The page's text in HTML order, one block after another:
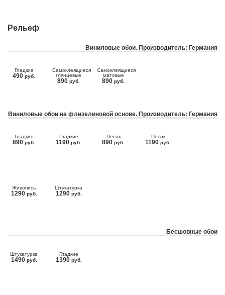
Рельеф
Виниловые обои. Производитель: Германия
Гладкие
490 руб.
Самоклеящиеся
глянцевые
890 руб.
Самоклеящиеся
матовые
890 руб.
Виниловые обои на флизелиновой основе. Производитель: Германия
Гладкие
890 руб.
Гладкие
1190 руб.
Песок
890 руб.
Песок
1190 руб.
Живопись
1290 руб.
Штукатурка
1290 руб.
Бесшовные обои
Штукатурка
1490 руб.
Гладкие
1390 руб.